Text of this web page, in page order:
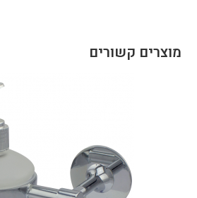
מוצרים קשורים